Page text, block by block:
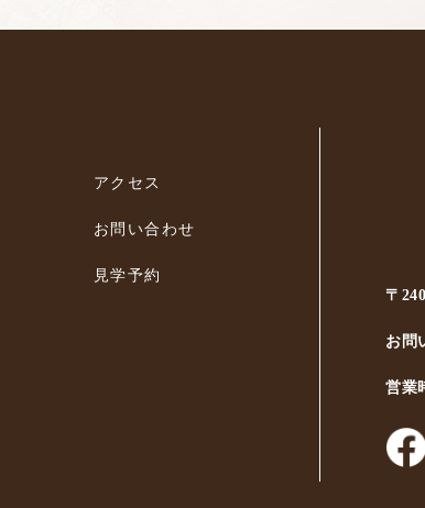
アクセス
お問い合わせ
見学予約
〒
お問
営業